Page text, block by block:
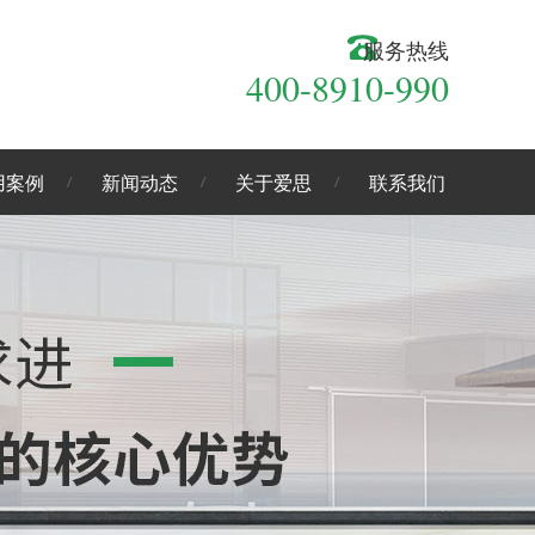
服务热线
400-8910-990
案例 新闻动态 关于爱思 联系我们